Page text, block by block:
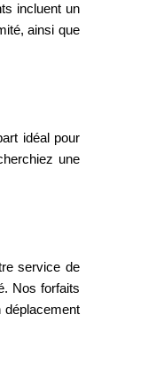
incluent un
ainsi que
idéal pour
une
service de
Nos forfaits